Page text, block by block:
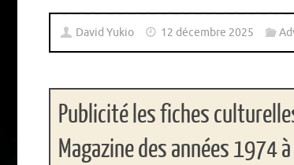
David Yukio 12 décembre 2025
Publicité les fiches
Magazine des années 1974